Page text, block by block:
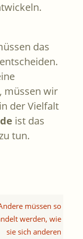
das
müssen wir
der Vielfalt
ist das
tun.
müssen so
werden, wie
sie sich anderen